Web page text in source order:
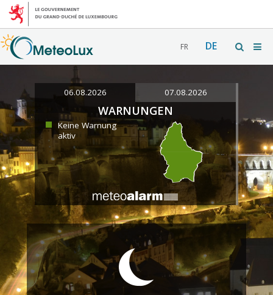
FR DE
06.08.2026 07.08.2026
WARNUNGEN
Keine Warnung
aktiv